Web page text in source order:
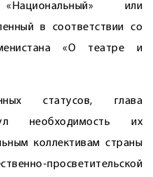
или
в соответствии со
«О театре и
статусов, глава
необходимость их
коллективам страны
просветительской